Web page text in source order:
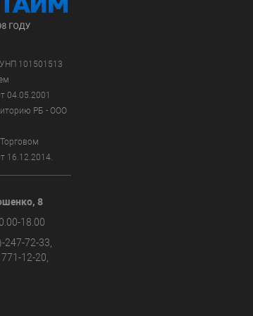
101501513
04.05.2001
РБ - ООО
16.12.2014.
8
18.00
247-72-33,
12-20,